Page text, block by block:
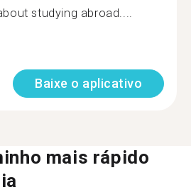
studying abroad....
Baixe o aplicativo
mais rápido